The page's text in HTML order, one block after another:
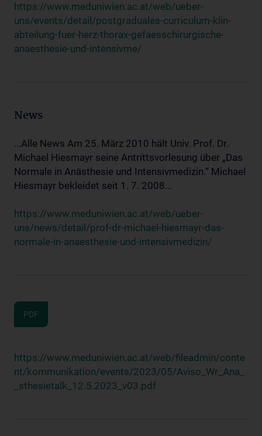
https://www.meduniwien.ac.at/web/ueber-
uns/events/detail/postgraduales-curriculum-klin-
abteilung-fuer-herz-thorax-gefaesschirurgische-
anaesthesie-und-intensivme/
News
...Alle News Am 25. März 2010 hält Univ. Prof. Dr.
Michael Hiesmayr seine Antrittsvorlesung über „Das
Normale in Anästhesie und Intensivmedizin.“ Michael
Hiesmayr bekleidet seit 1. 7. 2008...
https://www.meduniwien.ac.at/web/ueber-
uns/news/detail/prof-dr-michael-hiesmayr-das-
normale-in-anaesthesie-und-intensivmedizin/
PDF
https://www.meduniwien.ac.at/web/fileadmin/conte
nt/kommunikation/events/2023/05/Aviso_Wr_Ana_
_sthesietalk_12.5.2023_v03.pdf